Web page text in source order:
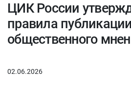
ЦИК России
правила
общественного
02.06.2026